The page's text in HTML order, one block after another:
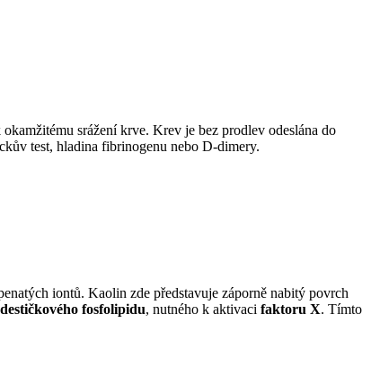
srážení krve. Krev je bez prodlev odeslána do
test, hladina fibrinogenu nebo D-dimery.
iontů. Kaolin zde představuje záporně nabitý povrch
destičkového fosfolipidu, nutného k aktivaci faktoru X. Tímto